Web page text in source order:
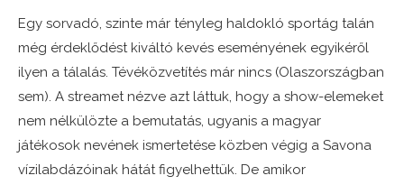
Egy sorvadó, szinte már tényleg haldokló sportág talán
még érdeklődést kiváltó kevés eseményének egyikéről
ilyen a tálalás. Tévéközvetítés már nincs (Olaszországban
sem). A streamet nézve azt láttuk, hogy a show-elemeket
nem nélkülözte a bemutatás, ugyanis a magyar
játékosok nevének ismertetése közben végig a Savona
vízilabdázóinak hátát figyelhettük. De amikor